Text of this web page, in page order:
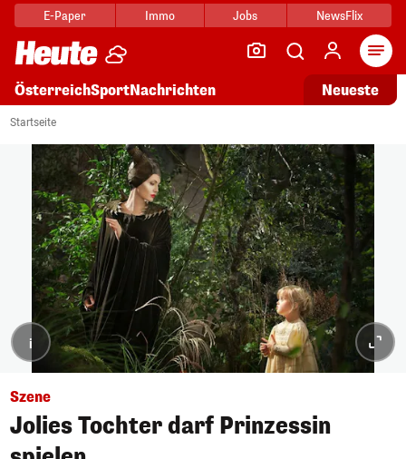
E-Paper Immo Jobs NewsFlix
ÖsterreichSportNachrichten Neueste
Startseite
i
Szene
Jolies Tochter darf Prinzessin